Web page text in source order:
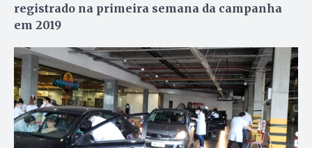
registrado na primeira semana da campanha
em 2019